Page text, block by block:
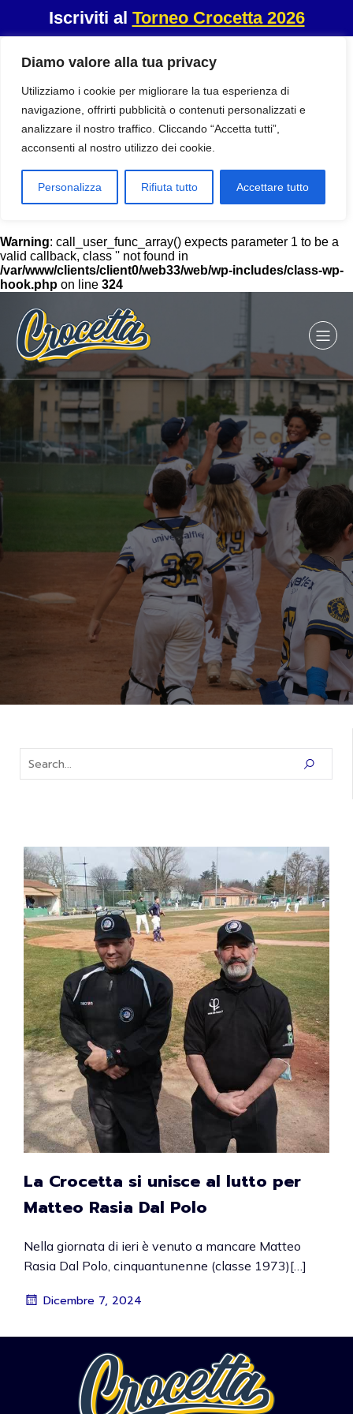
Iscriviti al Torneo Crocetta 2026
Diamo valore alla tua privacy
Utilizziamo i cookie per migliorare la tua esperienza di
navigazione, offrirti pubblicità o contenuti personalizzati e
analizzare il nostro traffico. Cliccando “Accetta tutti”,
acconsenti al nostro utilizzo dei cookie.
Personalizza Rifiuta tutto Accettare tutto
Warning: call_user_func_array() expects parameter 1 to be a
valid callback, class '' not found in
/var/www/clients/client0/web33/web/wp-includes/class-wp-
hook.php on line 324
La Crocetta si unisce al lutto per
Matteo Rasia Dal Polo
Nella giornata di ieri è venuto a mancare Matteo
Rasia Dal Polo, cinquantunenne (classe 1973)[…]
Dicembre 7, 2024